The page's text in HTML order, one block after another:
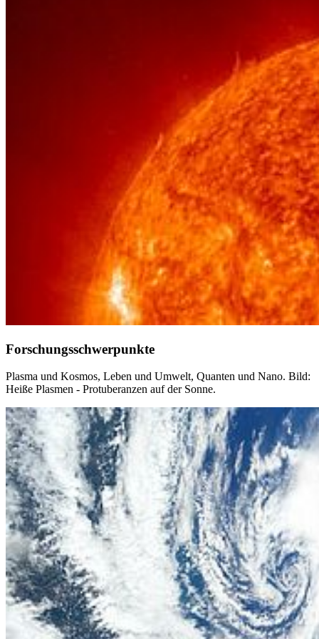
Forschungsschwerpunkte
Plasma und Kosmos, Leben und Umwelt, Quanten und Nano. Bild:
Heiße Plasmen - Protuberanzen auf der Sonne.
Weiter
Go to slide 1
Go to slide 2
Go to slide 3
Go to slide 4
Go to slide 5
Go to slide 6
Go to slide 7
Go to slide 8
Unsere Forschung umfasst die Themen Plasma und Kosmos, Leben
und Umwelt, und Quanten und Nano im Bereich der Physik. Diese
drei Themenfelder sind die Bereiche der Ausbildung im
Masterstudium. Dabei ist die Plasmaphysik auch einer der fünf
Schwerpunktbereiche der Universität Greifswald. Die Plasmaphysik
in Greifswald besitzt eine nahezu 100-jährige Tradition und wird